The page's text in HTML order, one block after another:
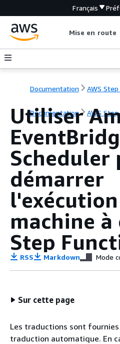
Français
Mise en route
Documentation AWS
Documentation AWS
Utiliser
Scheduler
démarrer
machine à
Step
RSS Markdown Mode
Sur cette page
Les traductions sont
traduction automatique. En